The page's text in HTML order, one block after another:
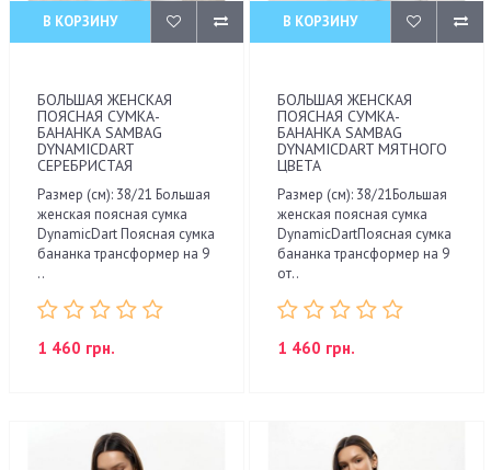
В КОРЗИНУ
БОЛЬШАЯ ЖЕНСКАЯ
ПОЯСНАЯ СУМКА-
БАНАНКА SAMBAG
DYNAMICDART
СЕРЕБРИСТАЯ
Размер (см): 38/21 Большая
женская поясная сумка
DynamicDart Поясная сумка
бананка трансформер на 9
..
1 460 грн.
В КОРЗИНУ
БОЛЬШАЯ ЖЕНСКАЯ
ПОЯСНАЯ СУМКА-
БАНАНКА SAMBAG
DYNAMICDART МЯТНОГО
ЦВЕТА
Размер (см): 38/21Большая
женская поясная сумка
DynamicDartПоясная сумка
бананка трансформер на 9
от..
1 460 грн.